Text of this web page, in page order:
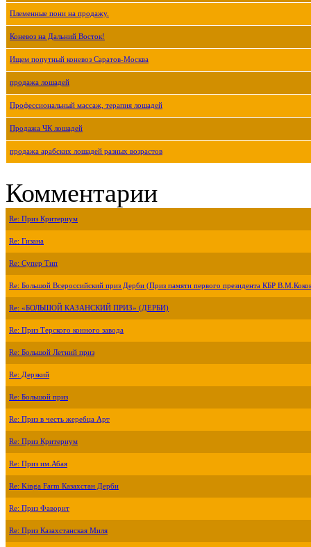
Племенные пони на продажу.
Коневоз на Дальний Восток!
Ищем попутный коневоз Саратов-Москва
продажа лошадей
Профессиональный массаж, терапия лошадей
Продажа ЧК лошадей
продажа арабских лошадей разных возрастов
Комментарии
Re: Приз Критериум
Re: Гизана
Re: Супер Тип
Re: Большой Всероссийский приз Дерби (Приз памяти первого президента КБР
Re: «БОЛЬШОЙ КАЗАНСКИЙ ПРИЗ» (ДЕРБИ)
Re: Приз Терского конного завода
Re: Большой Летний приз
Re: Дерзкий
Re: Большой приз
Re: Приз в честь жеребца Арт
Re: Приз Критериум
Re: Приз им.Абая
Re: Kinga Farm Казахстан Дерби
Re: Приз Фаворит
Re: Приз Казахстанская Миля